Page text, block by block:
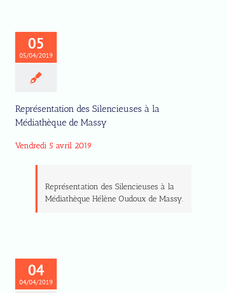
05
05/04/2019
Représentation des Silencieuses à la
Médiathèque de Massy
Vendredi 5 avril 2019
Représentation des Silencieuses à la
Médiathèque Hélène Oudoux de Massy.
04
04/04/2019